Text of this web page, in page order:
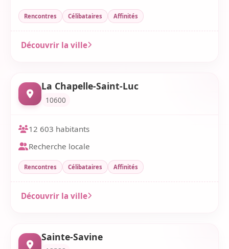
Rencontres Célibataires Affinités
Découvrir la ville
La Chapelle-Saint-Luc
10600
12 603 habitants
Recherche locale
Rencontres Célibataires Affinités
Découvrir la ville
Sainte-Savine